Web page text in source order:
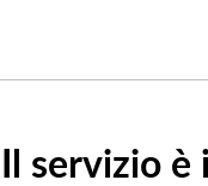
Il servizio